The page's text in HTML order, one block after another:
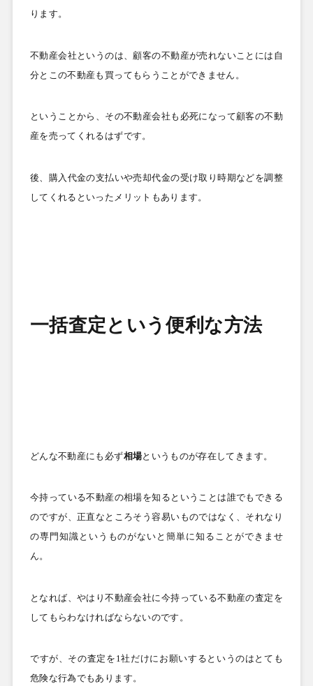
ります。
不動産会社というのは、顧客の不動産が売れないことには自
分とこの不動産も買ってもらうことができません。
ということから、その不動産会社も必死になって顧客の不動
産を売ってくれるはずです。
後、購入代金の支払いや売却代金の受け取り時期などを調整
してくれるといったメリットもあります。
一括査定という便利な方法
どんな不動産にも必ず相場というものが存在してきます。
今持っている不動産の相場を知るということは誰でもできる
のですが、正直なところそう容易いものではなく、それなり
の専門知識というものがないと簡単に知ることができませ
ん。
となれば、やはり不動産会社に今持っている不動産の査定を
してもらわなければならないのです。
ですが、その査定を 1社だけにお願いするというのはとても
危険な行為でもあります。